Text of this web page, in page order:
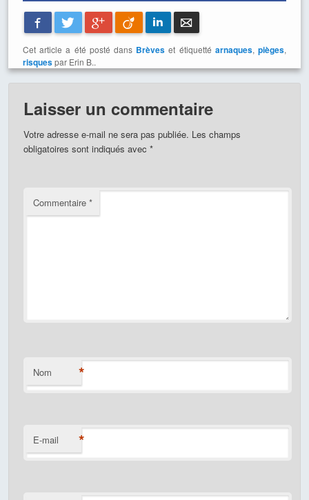
FacebookTwitter Google+ Viadeo LinkedInE-mail
Cet article a été posté dans Brèves et étiquetté arnaques,pièges,
risquespar Erin B..
Laisser un commentaire
Votre adresse e-mail ne sera pas publiée. Les champs
obligatoires sont indiqués avec *
Commentaire *
Nom *
E-mail *